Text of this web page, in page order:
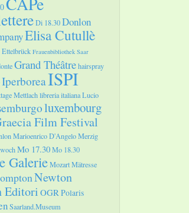
Di 18.30Donlon
Elisa Cutullè
Ettelbrück Frauenbibliothek Saar
Grand Théâtrehairspray
IperboreaISPI
Mettlachlibreria italianaLucio
luxembourg
Film Festival
Marioenrico D'AngeloMerzig
Mo 17.30Mo 18.30
GalerieMozartMätresse
Newton
Editori OGRPolaris
Saarland.Museum